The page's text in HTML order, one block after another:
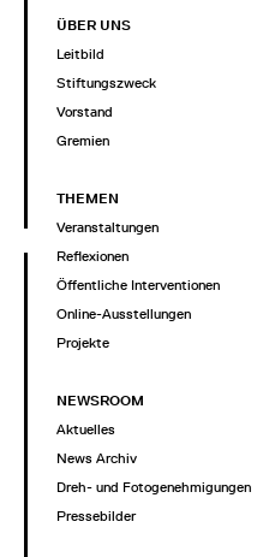
ÜBER UNS
Leitbild
Stiftungszweck
Vorstand
Gremien
THEMEN
Veranstaltungen
Reflexionen
Öffentliche Interventionen
Online-Ausstellungen
Projekte
NEWSROOM
Aktuelles
News Archiv
Dreh- und Fotogenehmigungen
Pressebilder